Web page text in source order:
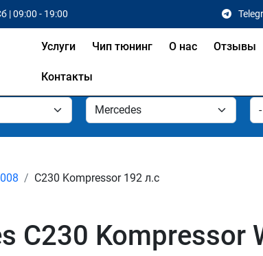
| 09:00 - 19:00
Услуги Чип тюнинг О нас Отзывы
Контакты
C230 Kompressor 192 л.с
C230 Kompressor